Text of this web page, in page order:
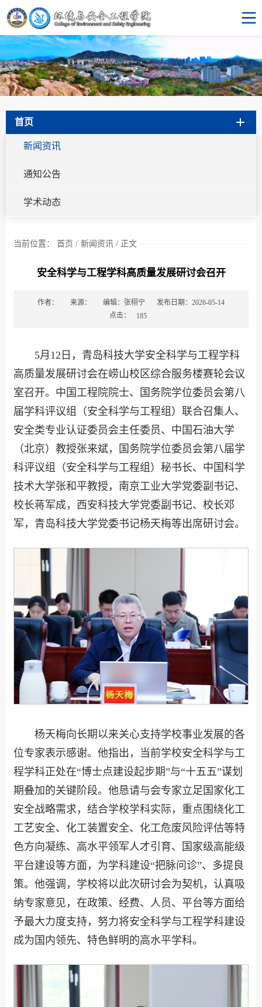
首页
新闻资讯
通知公告
学术动态
当前位置： 首页 / 新闻资讯 / 正文
安全科学与工程学科高质量发展研讨会召开
作者： 来源： 编辑：张栩宁
发布日期：2026-05-14
点击：
185
5月12日，青岛科技大学安全科学与工程学科
高质量发展研讨会在崂山校区综合服务楼赛轮会议
室召开。中国工程院院士、国务院学位委员会第八
届学科评议组（安全科学与工程组）联合召集人、
安全类专业认证委员会主任委员、中国石油大学
（北京）教授张来斌，国务院学位委员会第八届学
科评议组（安全科学与工程组）秘书长、中国科学
技术大学张和平教授，南京工业大学党委副书记、
校长蒋军成，西安科技大学党委副书记、校长邓
军，青岛科技大学党委书记杨天梅等出席研讨会。
杨天梅向长期以来关心支持学校事业发展的各
位专家表示感谢。他指出，当前学校安全科学与工
程学科正处在“博士点建设起步期”与“十五五”谋划
期叠加的关键阶段。他恳请与会专家立足国家化工
安全战略需求，结合学校学科实际，重点围绕化工
工艺安全、化工装置安全、化工危废风险评估等特
色方向凝练、高水平领军人才引育、国家级高能级
平台建设等方面，为学科建设“把脉问诊”、多提良
策。他强调，学校将以此次研讨会为契机，认真吸
纳专家意见，在政策、经费、人员、平台等方面给
予最大力度支持，努力将安全科学与工程学科建设
成为国内领先、特色鲜明的高水平学科。